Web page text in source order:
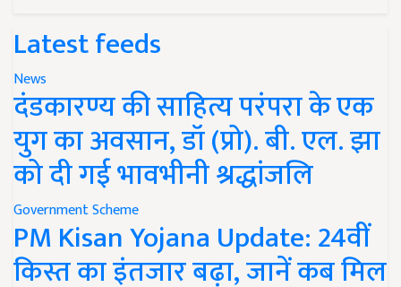
Latest feeds
News
दंडकारण्य की साहित्य परंपरा के एक
युग का अवसान, डॉ (प्रो). बी. एल. झा
को दी गई भावभीनी श्रद्धांजलि
Government Scheme
PM Kisan Yojana Update: 24वीं
किस्त का इंतजार बढ़ा, जानें कब मिल